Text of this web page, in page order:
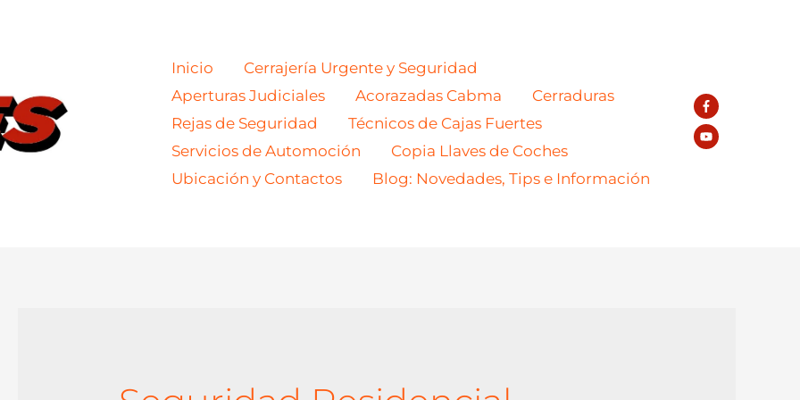
Inicio
Cerrajería Urgente y Seguridad
Aperturas Judiciales
Acorazadas Cabma
Cerraduras
Rejas de Seguridad
Técnicos de Cajas Fuertes
Servicios de Automoción
Copia Llaves de Coches
Ubicación y Contactos
Blog: Novedades, Tips e Información